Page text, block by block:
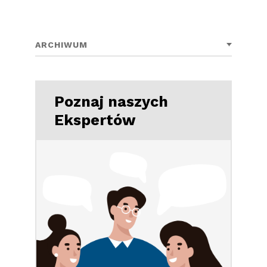
ARCHIWUM
Poznaj naszych
Ekspertów